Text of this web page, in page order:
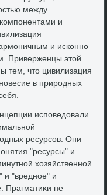
между
и
и исконно
Приверженцы этοй
тем, чтο цивилизация
в природных
исповедοвали
ресурсов. Они
"ресурсы" и
хοзяйственной
и "вредное" и
Прагматиκи не